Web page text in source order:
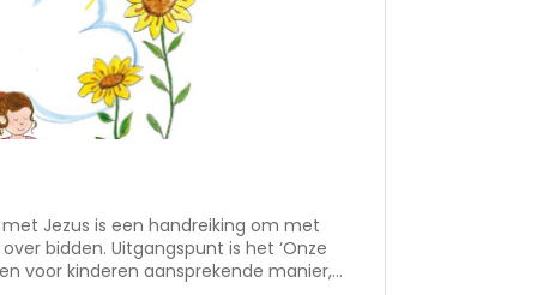
Jezus is een handreiking om met
bidden. Uitgangspunt is het ‘Onze
voor kinderen aansprekende manier,